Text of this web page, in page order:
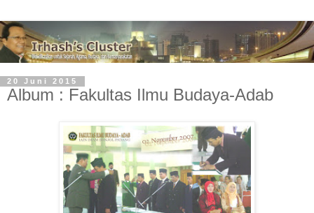
20 Juni 2015
Album : Fakultas Ilmu Budaya-Adab